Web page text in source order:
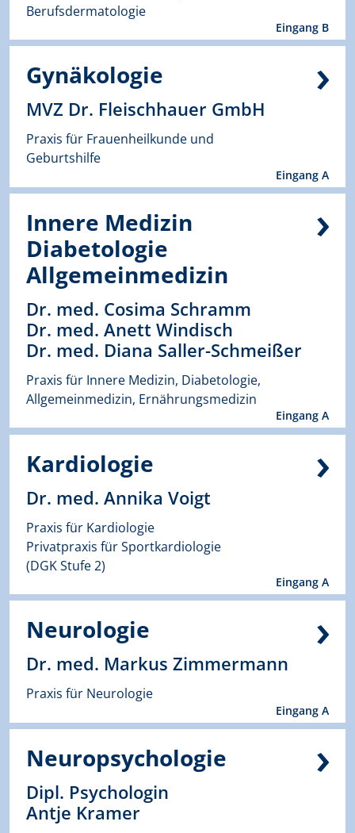
Berufsdermatologie
Eingang B
Gynäkologie
MVZ Dr. Fleischhauer GmbH
Praxis für Frauenheilkunde und
Geburtshilfe
Eingang A
Innere Medizin
Diabetologie
Allgemeinmedizin
Dr. med. Cosima Schramm
Dr. med. Anett Windisch
Dr. med. Diana Saller-Schmeißer
Praxis für Innere Medizin, Diabetologie,
Allgemeinmedizin, Ernährungsmedizin
Eingang A
Kardiologie
Dr. med. Annika Voigt
Praxis für Kardiologie
Privatpraxis für Sportkardiologie
(DGK Stufe 2)
Eingang A
Neurologie
Dr. med. Markus Zimmermann
Praxis für Neurologie
Eingang A
Neuropsychologie
Dipl. Psychologin
Antje Kramer